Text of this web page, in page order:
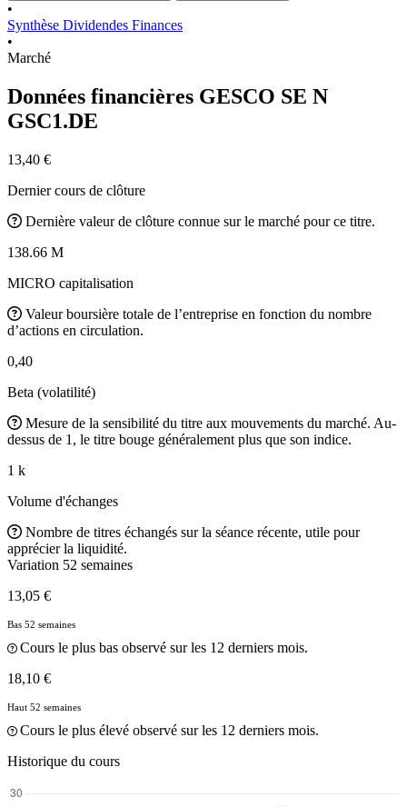
•
Synthèse Dividendes Finances
•
Marché
Données financières GESCO SE N
GSC1.DE
13,40 €
Dernier cours de clôture
Dernière valeur de clôture connue sur le marché pour ce titre.
138.66 M
MICRO capitalisation
Valeur boursière totale de l’entreprise en fonction du nombre
d’actions en circulation.
0,40
Beta (volatilité)
Mesure de la sensibilité du titre aux mouvements du marché. Au-
dessus de 1, le titre bouge généralement plus que son indice.
1 k
Volume d'échanges
Nombre de titres échangés sur la séance récente, utile pour
apprécier la liquidité.
Variation 52 semaines
13,05 €
Bas 52 semaines
Cours le plus bas observé sur les 12 derniers mois.
18,10 €
Haut 52 semaines
Cours le plus élevé observé sur les 12 derniers mois.
Historique du cours